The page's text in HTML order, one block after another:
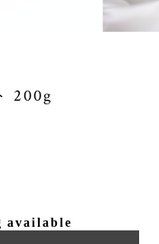
200g
available